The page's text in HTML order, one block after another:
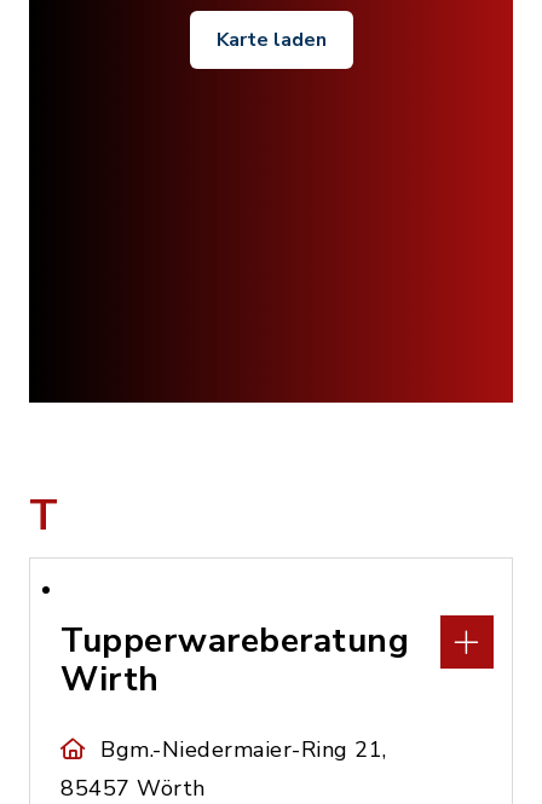
Karte laden
T
Tupperwareberatung
Wirth
Bgm.-Niedermaier-Ring 21,
85457 Wörth